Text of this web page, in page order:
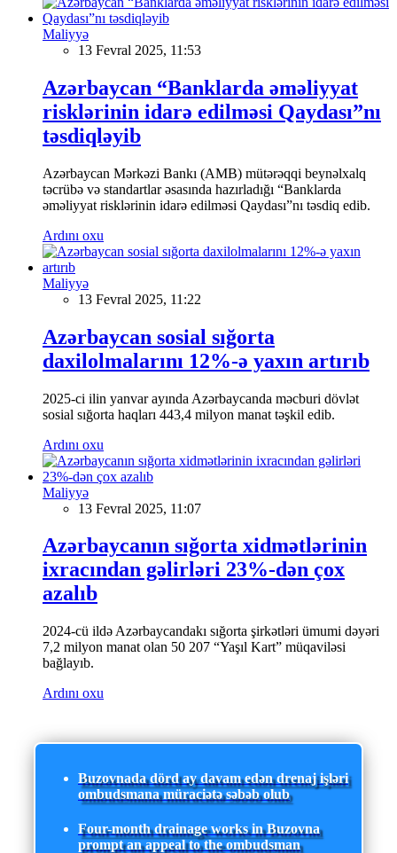
Maliyyə
13 Fevral 2025, 11:53
Azərbaycan “Banklarda əməliyyat
risklərinin idarə edilməsi Qaydası”nı
təsdiqləyib
Azərbaycan Mərkəzi Bankı (AMB) mütərəqqi beynəlxalq
təcrübə və standartlar əsasında hazırladığı “Banklarda
əməliyyat risklərinin idarə edilməsi Qaydası”nı təsdiq edib.
Ardını oxu
Maliyyə
13 Fevral 2025, 11:22
Azərbaycan sosial sığorta
daxilolmalarını 12%-ə yaxın artırıb
2025-ci ilin yanvar ayında Azərbaycanda məcburi dövlət
sosial sığorta haqları 443,4 milyon manat təşkil edib.
Ardını oxu
Maliyyə
13 Fevral 2025, 11:07
Azərbaycanın sığorta xidmətlərinin
ixracından gəlirləri 23%-dən çox
azalıb
2024-cü ildə Azərbaycandakı sığorta şirkətləri ümumi dəyəri
7,2 milyon manat olan 50 207 “Yaşıl Kart” müqaviləsi
bağlayıb.
Ardını oxu
Buzovnada dörd ay davam edən drenaj işləri
ombudsmana müraciətə səbəb olub
Four-month drainage works in Buzovna
prompt an appeal to the ombudsman